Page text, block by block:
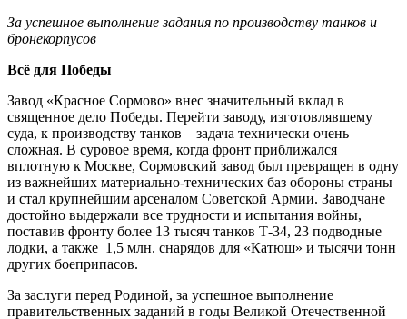
За успешное выполнение задания по производству танков и
бронекорпусов
Всё для Победы
Завод «Красное Сормово» внес значительный вклад в
священное дело Победы. Перейти заводу, изготовлявшему
суда, к производству танков – задача технически очень
сложная. В суровое время, когда фронт приближался
вплотную к Москве, Сормовский завод был превращен в одну
из важнейших материально-технических баз обороны страны
и стал крупнейшим арсеналом Советской Армии. Заводчане
достойно выдержали все трудности и испытания войны,
поставив фронту более 13 тысяч танков Т-34, 23 подводные
лодки, а также 1,5 млн. снарядов для «Катюш» и тысячи тонн
других боеприпасов.
За заслуги перед Родиной, за успешное выполнение
правительственных заданий в годы Великой Отечественной